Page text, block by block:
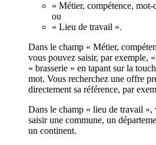
« Métier, compétence,
ou
« Lieu de travail ».
Dans le champ « Métier,
vous pouvez saisir, par exemple,
« brasserie » en tapant sur la
mot. Vous recherchez une offre
directement sa référence, par
Dans le champ « lieu de travail »,
saisir une commune, un
un continent.